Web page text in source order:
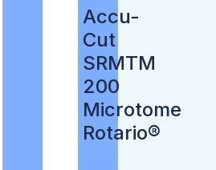
Accu-
Cut
SRMTM
200
Microtome
Rotario®